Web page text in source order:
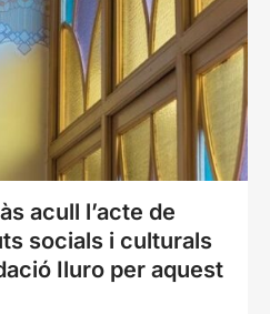
acull l’acte de
socials i culturals
Iluro per aquest